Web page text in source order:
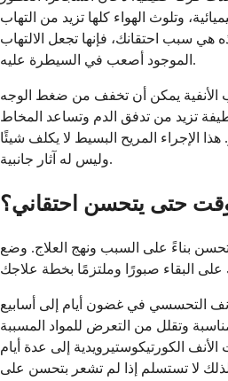
وتلوث الهواء كلها تزيد من التهاب
هي سبب احتقانك، فإنها تجعل الالتهاب
الموجود أصعب في السيطرة عليه.
الأنفية يمكن أن تخفف من ضغط الوجه
تزيد من تدفق الدم وتساعد المخاط
الإجراء المريح البسيط لا يكلف شيئًا
وليس له آثار جانبية.
حتى يتحسن احتقاني؟
بناءً على السبب ونهج العلاج. وضع
التحسسي في غضون أيام إلى أسابيع
وتقلل من التعرض للمواد المسببة
الكورتيكوستيرويدية إلى عدة أيام
لذلك لا تستسلم إذا لم تشعر بتحسن على